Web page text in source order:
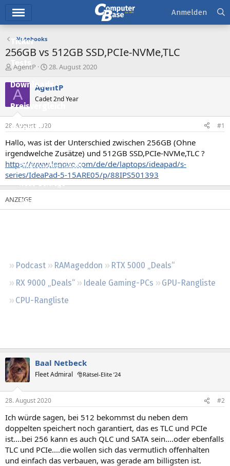
Ticker
Tests
Downloads
Preisvergleich
Forum
Aktuelles
Empfohlene Inhalte
Neue Beiträge
Neueste Aktivitäten
Podcast RAMageddon
RTX 5000 „Deals“
RX 9000 „Deals“
Ideale Gaming-PCs
GPU-Rangliste
CPU-Rangliste
Anmelden
Notebooks
256GB vs 512GB SSD,PCIe-NVMe,TLC
E
s
t
e
e
r
AgentP
E
s
e
l
t
a
28. August 2020
A AgentP
Cadet 2nd Year
28. August 2020 #1
Hallo, was ist der Unterschied zwischen 256GB (Ohne
irgendwelche Zusätze) und 512GB SSD,PCIe-NVMe,TLC ?
https://www.lenovo.com/de/de/laptops/ideapad/s-
series/IdeaPad-5-15ARE05/p/88IPS501393
Baal Netbeck
Fleet Admiral 🎅Rätsel-Elite ’24
28. August 2020 #2
Ich würde sagen, bei 512 bekommst du neben dem
doppelten speichert noch garantiert, das es TLC und PCIe
ist....bei 256 kann es auch QLC und SATA sein....oder ebenfalls
TLC und PCIe....die wollen sich das vermutlich offenhalten
und einfach das verbauen, was gerade am billigsten ist.